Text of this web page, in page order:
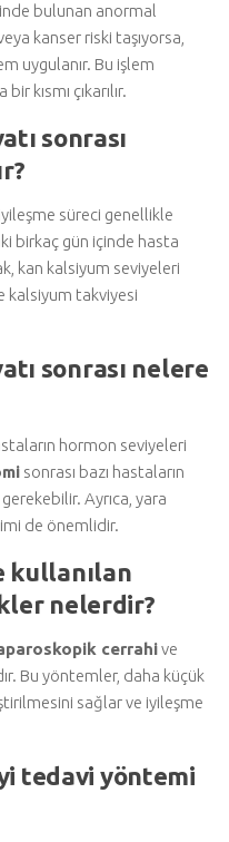
bulunan anormal
kanser riski taşıyorsa,
uygulanır. Bu işlem
kısmı çıkarılır.
sonrası
süreci genellikle
birkaç gün içinde hasta
kan kalsiyum seviyeleri
kalsiyum takviyesi
sonrası nelere
hormon seviyeleri
sonrası bazı hastaların
Ayrıca, yara
de önemlidir.
kullanılan
nelerdir?
cerrahive
Bu yöntemler, daha küçük
sağlar ve iyileşme
tedavi yöntemi